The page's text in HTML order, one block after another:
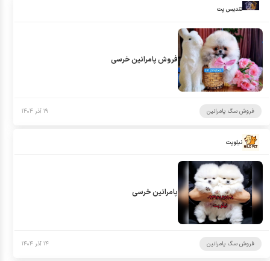
تندیس پت
فروش پامرانین خرسی
فروش سگ پامرانین ۱۹ آذر ۱۴۰۴
نیلوپت
پامرانین خرسی
فروش سگ پامرانین ۱۴ آذر ۱۴۰۴